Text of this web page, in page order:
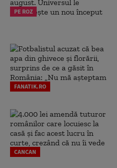
PE ROZ
FANATIK.RO
CANCAN